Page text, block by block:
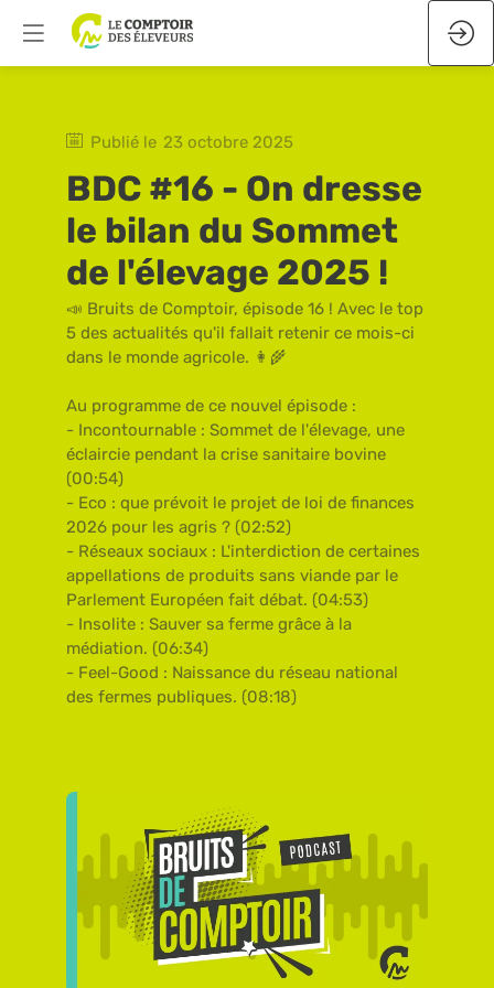
Publié le 23 octobre 2025
BDC #16 - On dresse
le bilan du Sommet
de l'élevage 2025 !
📣 Bruits de Comptoir, épisode 16 ! Avec le top
5 des actualités qu'il fallait retenir ce mois-ci
dans le monde agricole. 👩‍🌾
Au programme de ce nouvel épisode :
- Incontournable : Sommet de l'élevage, une
éclaircie pendant la crise sanitaire bovine
(00:54)
- Eco : que prévoit le projet de loi de finances
2026 pour les agris ? (02:52)
- Réseaux sociaux : L'interdiction de certaines
appellations de produits sans viande par le
Parlement Européen fait débat. (04:53)
- Insolite : Sauver sa ferme grâce à la
médiation. (06:34)
- Feel-Good : Naissance du réseau national
des fermes publiques. (08:18)